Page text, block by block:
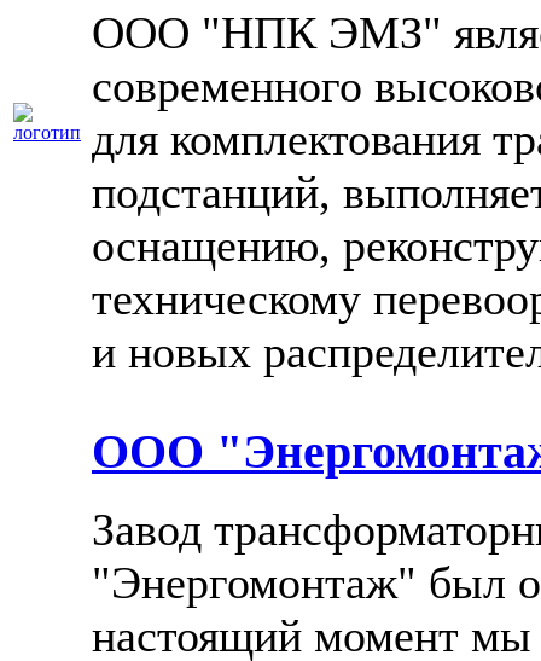
ООО "НПК ЭМЗ"
современного
для комплектования
подстанций,
оснащению,
техническому
и новых
ООО
Завод
"Энергомонтаж" был
настоящий момент мы